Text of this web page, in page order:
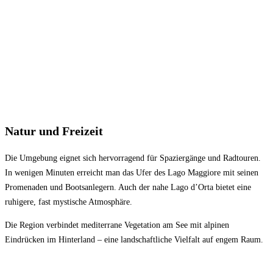
Natur und Freizeit
Die Umgebung eignet sich hervorragend für Spaziergänge und Radtouren.
In wenigen Minuten erreicht man das Ufer des Lago Maggiore mit seinen
Promenaden und Bootsanlegern. Auch der nahe Lago d’Orta bietet eine
ruhigere, fast mystische Atmosphäre.
Die Region verbindet mediterrane Vegetation am See mit alpinen
Eindrücken im Hinterland – eine landschaftliche Vielfalt auf engem Raum.